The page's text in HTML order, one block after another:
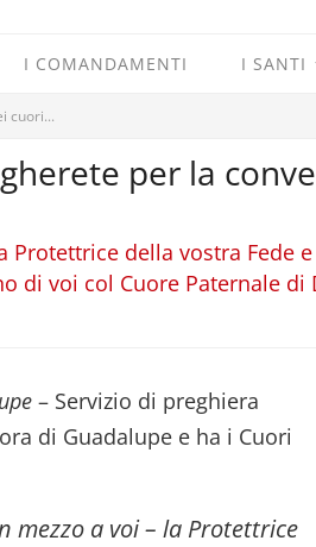
I COMANDAMENTI I SANTI
cuori...
per la
della vostra Fede
di voi col Cuore Paternale di
– Servizio di preghiera
di Guadalupe e ha i Cuori
mezzo a voi – la Protettrice